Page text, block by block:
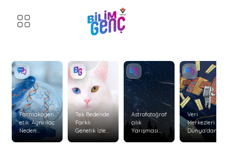
Farmakogen
etik: Aynı İlaç
Neden
Tek Bedende
Farklı
Genetik İzler:
Kimerizm
Astrofotoğraf
çılık
Yarışması
Veri
Merkezleri
Dünya'dan